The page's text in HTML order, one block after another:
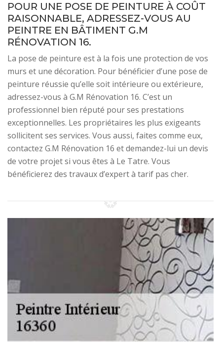
POUR UNE POSE DE PEINTURE À COÛT
RAISONNABLE, ADRESSEZ-VOUS AU
PEINTRE EN BÂTIMENT G.M
RÉNOVATION 16.
La pose de peinture est à la fois une protection de vos
murs et une décoration. Pour bénéficier d’une pose de
peinture réussie qu’elle soit intérieure ou extérieure,
adressez-vous à G.M Rénovation 16. C’est un
professionnel bien réputé pour ses prestations
exceptionnelles. Les propriétaires les plus exigeants
sollicitent ses services. Vous aussi, faites comme eux,
contactez G.M Rénovation 16 et demandez-lui un devis
de votre projet si vous êtes à Le Tatre. Vous
bénéficierez des travaux d’expert à tarif pas cher.